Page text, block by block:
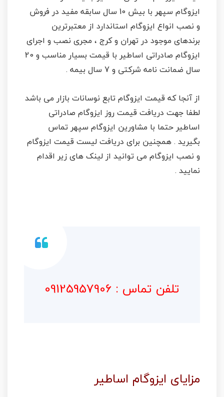
ایزوگام سپهر با بیش 10 سال سابقه مفید در فروش
و نصب انواع ایزوگام استاندارد از معتبرترین
برندهای موجود در تهران و کرج ، مجری نصب و اجرای
ایزوگام صادراتی اساطیر با قیمت بسیار مناسب و 20
سال ضمانت نامه شرکتی و 7 سال بیمه .
از آنجا که قیمت ایزوگام تابع نوسانات بازار می باشد
لطفا جهت دریافت قیمت روز ایزوگام صادراتی
اساطیر حتما با مشاورین ایزوگام سپهر تماس
بگیرید . همچنین برای دریافت لیست قیمت ایزوگام
و نصب ایزوگام می توانید از لینک های زیر اقدام
نمایید .
تلفن تماس : 09125957906
مزایای ایزوگام اساطیر